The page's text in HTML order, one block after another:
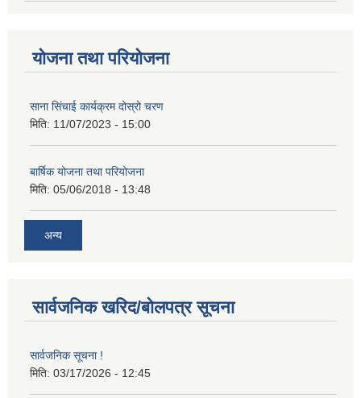
योजना तथा परियोजना
साना सिंचाई कार्यक्रम दोस्रो चरण
मिति: 11/07/2023 - 15:00
बार्षिक योजना तथा परियोजना
मिति: 05/06/2018 - 13:48
अन्य
सार्वजनिक खरिद/बोलपत्र सूचना
सार्वजनिक सूचना !
मिति: 03/17/2026 - 12:45